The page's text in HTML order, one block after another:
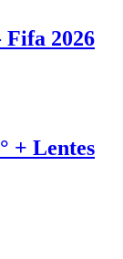
Fifa 2026
+ Lentes